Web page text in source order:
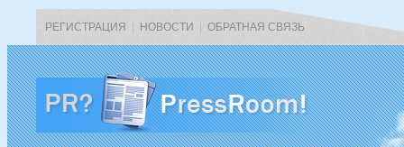
РЕГИСТРАЦИЯ НОВОСТИ ОБРАТНАЯ СВЯЗЬ